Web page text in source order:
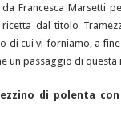
Francesca Marsetti
dal titolo
di cui vi forniamo, a
un passaggio di questa
di polenta